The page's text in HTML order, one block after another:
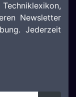
Newsletter
Jederzeit